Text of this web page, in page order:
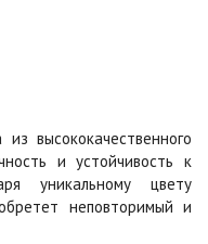
Неаполь
1 040 ₽/м2
высококачественного
и устойчивость к
уникальному цвету
неповторимый и